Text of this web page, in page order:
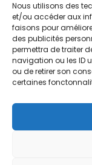
Nous utilisons des
et/ou accéder aux
faisons pour
des publicités
permettra de traiter
navigation ou les ID
ou de retirer son
certaines
INFOS LÉGALES
Mentions Légales
Politique de
Politique de
Politique De